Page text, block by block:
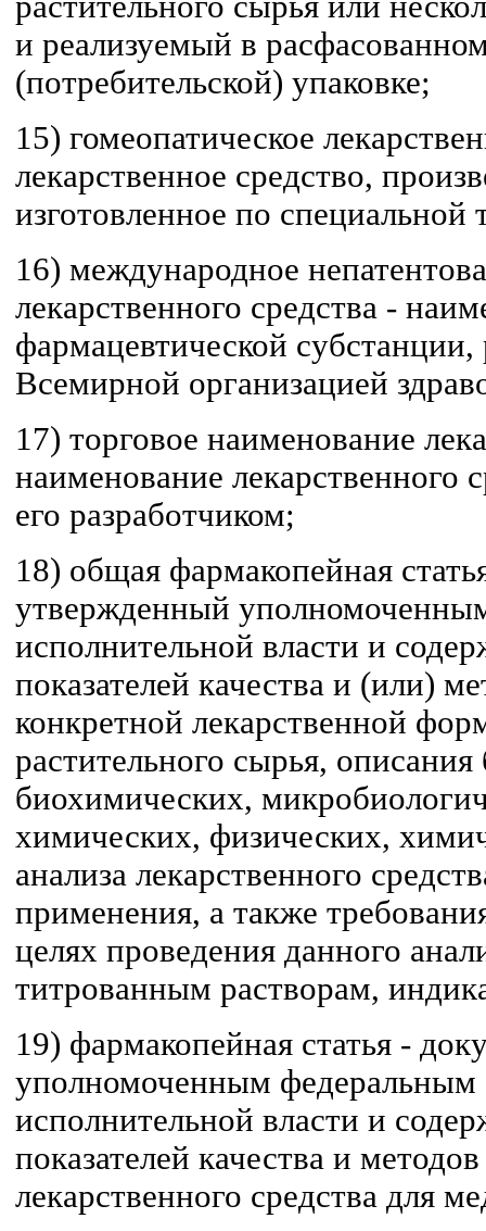
и реализуемый в
(потребительской) упаковке;
15) гомеопатическое
лекарственное средство,
изготовленное по специальной
16) международное
лекарственного средства -
фармацевтической
Всемирной организацией
17) торговое наименование
наименование лекарственного
его разработчиком;
18) общая фармакопейная
утвержденный
исполнительной власти и
показателей качества и (или)
конкретной лекарственной
растительного сырья,
биохимических,
химических, физических,
анализа лекарственного
применения, а также
целях проведения данного
титрованным растворам,
19) фармакопейная статья -
уполномоченным федеральным
исполнительной власти и
показателей качества и
лекарственного средства для